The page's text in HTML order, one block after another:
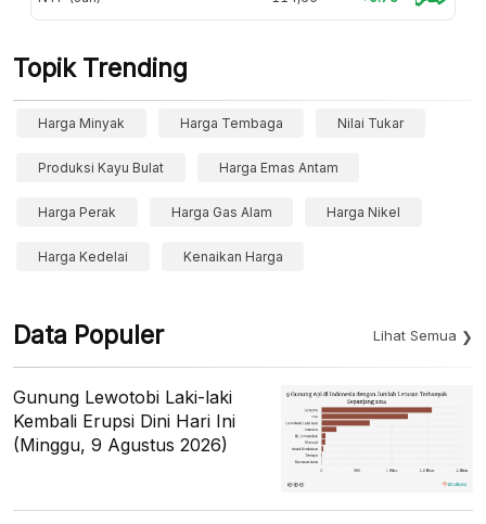
Topik Trending
Harga Minyak Harga Tembaga Nilai Tukar
Produksi Kayu Bulat Harga Emas Antam
Harga Perak Harga Gas Alam Harga Nikel
Harga Kedelai Kenaikan Harga
Data Populer Lihat Semua
Gunung Lewotobi Laki-laki
Kembali Erupsi Dini Hari Ini
(Minggu, 9 Agustus 2026)